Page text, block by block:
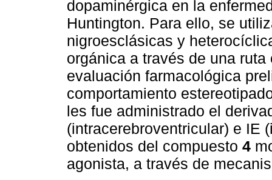
dopaminérgica en la
Huntington. Para ello, se
nigroesclásicas y
orgánica a través de una
evaluación farmacológica
comportamiento
les fue administrado el
(intracerebroventricular) e IE
obtenidos del compuesto 4
agonista, a través de